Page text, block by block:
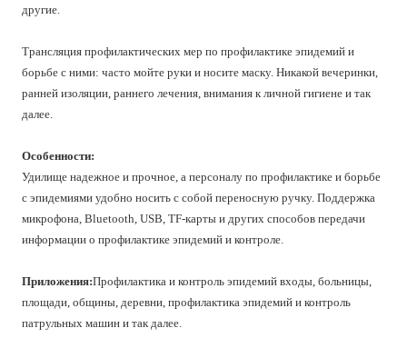
другие.
Трансляция профилактических мер по профилактике эпидемий и
борьбе с ними: часто мойте руки и носите маску. Никакой вечеринки,
ранней изоляции, раннего лечения, внимания к личной гигиене и так
далее.
Особенности:
Удилище надежное и прочное, а персоналу по профилактике и борьбе
с эпидемиями удобно носить с собой переносную ручку. Поддержка
микрофона, Bluetooth, USB, TF-карты и других способов передачи
информации о профилактике эпидемий и контроле.
Приложения:Профилактика и контроль эпидемий входы, больницы,
площади, общины, деревни, профилактика эпидемий и контроль
патрульных машин и так далее.